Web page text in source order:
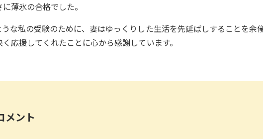
薄氷の合格でした。
な私の受験のために、妻はゆっくりした生活を先延ばしすることを余
応援してくれたことに心から感謝しています。
メント